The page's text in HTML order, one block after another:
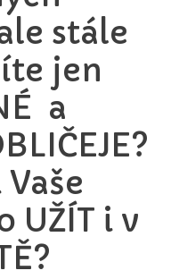
stále
jen
a
UŽÍT i v